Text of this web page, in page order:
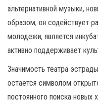
альтернативной музыки,
образом, он содействует
молодежи, является
активно поддерживает
Значимость театра
остается символом
постоянного поиска